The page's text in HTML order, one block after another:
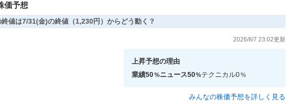
価予想
値は7/31(金)の終値（1,230円）からどう動く？
2026/8/7 23:02更新
上昇予想の理由
業績50%ニュース50%テクニカル0%
みんなの株価予想を詳しく見る